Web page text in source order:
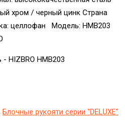
хром / черный цинк Страна
целлофан Модель: HMB203
HIZBRO HMB203
Блочные рукояти серии "DELUXE"